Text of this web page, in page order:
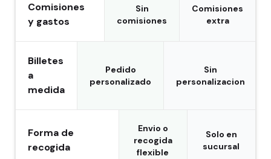
Comisiones
y gastos
Sin
comisiones
Comisiones
extra
Billetes
a
medida
Pedido
personalizado
Sin
personalizacion
Forma de
recogida
Envio o
recogida
flexible
Solo en
sucursal